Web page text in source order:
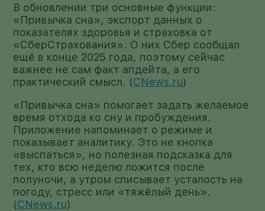
В обновлении три основные функции:
«Привычка сна», экспорт данных о
показателях здоровья и страховка от
«СберСтрахования». О них Сбер сообщал
ещё в конце 2025 года, поэтому сейчас
важнее не сам факт апдейта, а его
практический смысл. (CNews.ru)
«Привычка сна» помогает задать желаемое
время отхода ко сну и пробуждения.
Приложение напоминает о режиме и
показывает аналитику. Это не кнопка
«выспаться», но полезная подсказка для
тех, кто всю неделю ложится после
полуночи, а утром списывает усталость на
погоду, стресс или «тяжёлый день».
(CNews.ru)